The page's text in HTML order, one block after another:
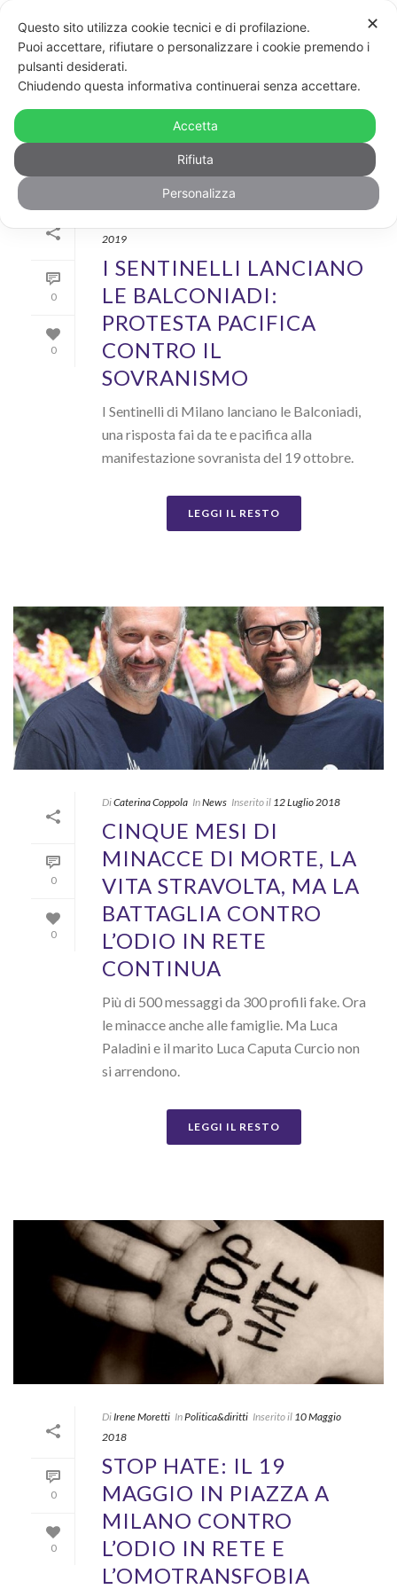
ARCHIVIO
Archivi Tag per: "Luca Paladini"
0
0
2019
I SENTINELLI LANCIANO
LE BALCONIADI:
PROTESTA PACIFICA
CONTRO IL
SOVRANISMO
I Sentinelli di Milano lanciano le Balconiadi,
una risposta fai da te e pacifica alla
manifestazione sovranista del 19 ottobre.
LEGGI IL RESTO
0
0
DiCaterina Coppola InNews Inserito il 12 Luglio 2018
CINQUE MESI DI
MINACCE DI MORTE, LA
VITA STRAVOLTA, MA LA
BATTAGLIA CONTRO
L’ODIO IN RETE
CONTINUA
Più di 500 messaggi da 300 profili fake. Ora
le minacce anche alle famiglie. Ma Luca
Paladini e il marito Luca Caputa Curcio non
si arrendono.
LEGGI IL RESTO
0
0
Di Irene Moretti InPolitica&diritti Inserito il 10 Maggio
2018
STOP HATE: IL 19
MAGGIO IN PIAZZA A
MILANO CONTRO
L’ODIO IN RETE E
L’OMOTRANSFOBIA
✕
Questo sito utilizza cookie tecnici e di profilazione.
Puoi accettare, rifiutare o personalizzare i cookie premendo i
pulsanti desiderati.
Chiudendo questa informativa continuerai senza accettare.
Accetta
Rifiuta
Personalizza